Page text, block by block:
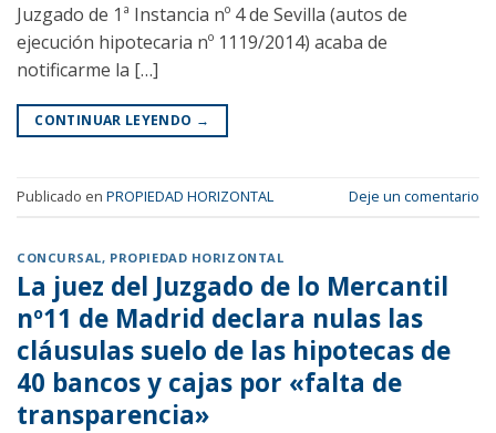
Juzgado de 1ª Instancia nº 4 de Sevilla (autos de
ejecución hipotecaria nº 1119/2014) acaba de
notificarme la […]
CONTINUAR LEYENDO →
Publicado en PROPIEDAD HORIZONTAL Deje un comentario
CONCURSAL, PROPIEDAD HORIZONTAL
La juez del Juzgado de lo Mercantil
nº11 de Madrid declara nulas las
cláusulas suelo de las hipotecas de
40 bancos y cajas por «falta de
transparencia»